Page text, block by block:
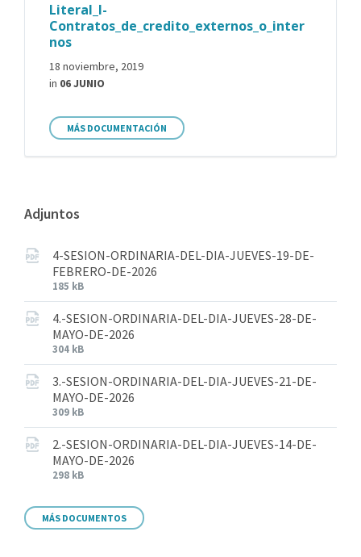
Literal_l-
Contratos_de_credito_externos_o_inter
nos
18 noviembre, 2019
in 06 JUNIO
MÁS DOCUMENTACIÓN
Adjuntos
4-SESION-ORDINARIA-DEL-DIA-JUEVES-19-DE-
FEBRERO-DE-2026
185 kB
4.-SESION-ORDINARIA-DEL-DIA-JUEVES-28-DE-
MAYO-DE-2026
304 kB
3.-SESION-ORDINARIA-DEL-DIA-JUEVES-21-DE-
MAYO-DE-2026
309 kB
2.-SESION-ORDINARIA-DEL-DIA-JUEVES-14-DE-
MAYO-DE-2026
298 kB
MÁS DOCUMENTOS